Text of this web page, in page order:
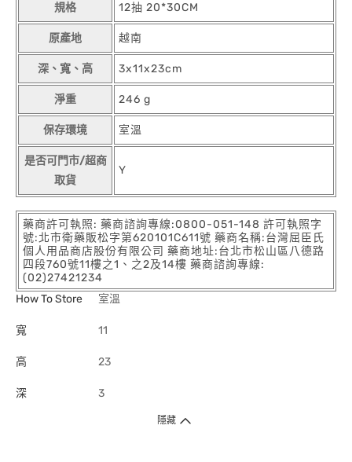
規格 12抽 20*30CM
原產地 越南
深、寬、高 3x11x23cm
淨重 246 g
保存環境 室溫
是否可門市/超商
取貨
Y
藥商許可執照: 藥商諮詢專線:0800-051-148 許可執照字
號:北市衛藥販松字第620101C611號 藥商名稱:台灣屈臣氏
個人用品商店股份有限公司 藥商地址:台北市松山區八德路
四段760號11樓之1、之2及14樓 藥商諮詢專線:
(02)27421234
How To Store
室溫
寬 11
高 23
深 3
隱藏